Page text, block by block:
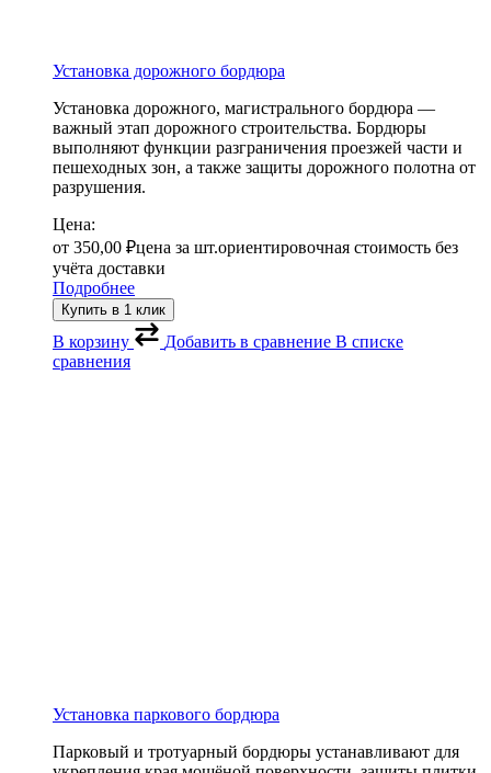
Установка дорожного бордюра
Установка дорожного, магистрального бордюра —
важный этап дорожного строительства. Бордюры
выполняют функции разграничения проезжей части и
пешеходных зон, а также защиты дорожного полотна от
разрушения.
Цена:
от 350,00 ₽цена за шт.ориентировочная стоимость без
учёта доставки
Подробнее
Купить в 1 клик
В корзину Добавить в сравнение В списке
сравнения
Установка паркового бордюра
Парковый и тротуарный бордюры устанавливают для